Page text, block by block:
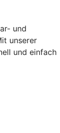
und
unserer
und einfach